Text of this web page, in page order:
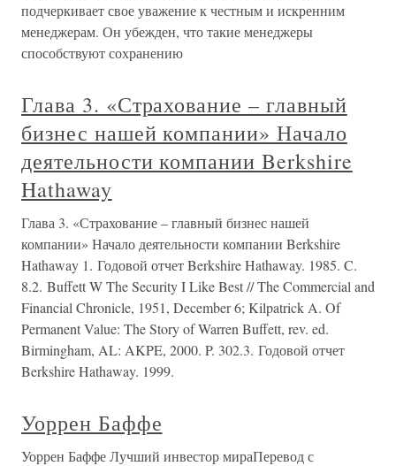
подчеркивает свое уважение к честным и искренним
менеджерам. Он убежден, что такие менеджеры
способствуют сохранению
Глава 3. «Страхование – главный
бизнес нашей компании» Начало
деятельности компании Berkshire
Hathaway
Глава 3. «Страхование – главный бизнес нашей
компании» Начало деятельности компании Berkshire
Hathaway 1. Годовой отчет Berkshire Hathaway. 1985. C.
8.2. Buffett W The Security I Like Best // The Commercial and
Financial Chronicle, 1951, December 6; Kilpatrick A. Of
Permanent Value: The Story of Warren Buffett, rev. ed.
Birmingham, AL: AKPE, 2000. P. 302.3. Годовой отчет
Berkshire Hathaway. 1999.
Уоррен Баффе
Уоррен Баффе Лучший инвестор мираПеревод с